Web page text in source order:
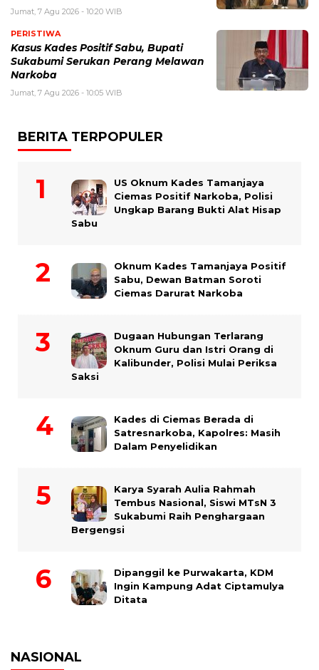
Jumat, 7 Agu 2026 - 10:20 WIB
PERISTIWA
Kasus Kades Positif Sabu, Bupati
Sukabumi Serukan Perang Melawan
Narkoba
Jumat, 7 Agu 2026 - 10:05 WIB
BERITA TERPOPULER
US Oknum Kades Tamanjaya
Ciemas Positif Narkoba, Polisi
Ungkap Barang Bukti Alat Hisap
Sabu
Oknum Kades Tamanjaya Positif
Sabu, Dewan Batman Soroti
Ciemas Darurat Narkoba
Dugaan Hubungan Terlarang
Oknum Guru dan Istri Orang di
Kalibunder, Polisi Mulai Periksa
Saksi
Kades di Ciemas Berada di
Satresnarkoba, Kapolres: Masih
Dalam Penyelidikan
Karya Syarah Aulia Rahmah
Tembus Nasional, Siswi MTsN 3
Sukabumi Raih Penghargaan
Bergengsi
Dipanggil ke Purwakarta, KDM
Ingin Kampung Adat Ciptamulya
Ditata
NASIONAL